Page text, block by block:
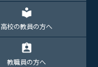
local_library
高校の教員の方へ
assignment_ind
教職員の方へ